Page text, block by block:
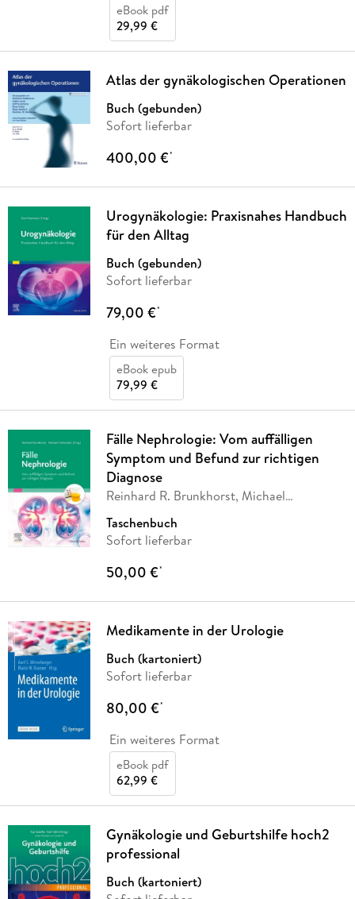
eBook pdf
29,99 €
Atlas der gynäkologischen Operationen
Buch (gebunden)
Sofort lieferbar
400,00 €*
Urogynäkologie: Praxisnahes Handbuch
für den Alltag
Buch (gebunden)
Sofort lieferbar
79,00 €*
Ein weiteres Format
eBook epub
79,99 €
Fälle Nephrologie: Vom auffälligen
Symptom und Befund zur richtigen
Diagnose
Reinhard R. Brunkhorst, Michael
Taschenbuch
Sofort lieferbar
50,00 €*
Medikamente in der Urologie
Buch (kartoniert)
Sofort lieferbar
80,00 €*
Ein weiteres Format
eBook pdf
62,99 €
Gynäkologie und Geburtshilfe hoch2
professional
Buch (kartoniert)